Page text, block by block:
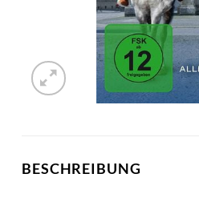
BESCHREIBUNG